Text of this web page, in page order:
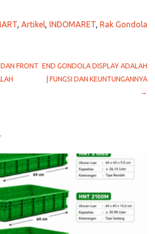
, Artikel, INDOMARET, Rak Gondola
FRONT END GONDOLA DISPLAY ADALAH
| FUNGSI DAN KEUNTUNGANNYA